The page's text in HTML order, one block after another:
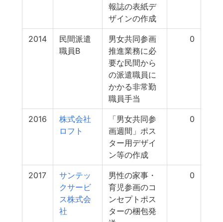
報誌の表紙デ
ザインの作成
2014
民間派遣
職員B
男女共同参画
推進業務に必
要な民間から
の派遣職員に
かかる非常勤
職員手当
0
2016
株式会社
ロフト
「男女共同参
画週間」ポス
ター用デザイ
ン等の作成
0
2017
サンテッ
クサービ
ス株式会
社
男性の家事・
育児参画のコ
ンセプトポス
ターの梱包発
0